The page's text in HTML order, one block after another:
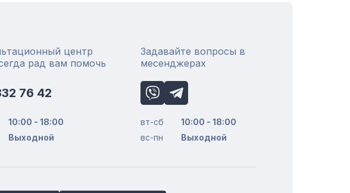
центр
рад вам помочь
76 42
10:00 - 18:00
Выходной
Задавайте вопросы в
месенджерах
вт-сб
10:00 - 18:00
вс-пн
Выходной